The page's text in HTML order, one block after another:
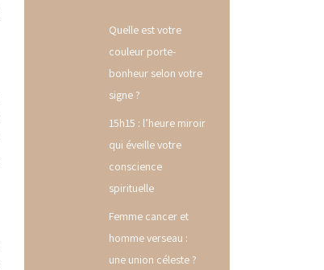
Quelle est votre
couleur porte-
bonheur selon votre
signe ?
15h15 : l’heure miroir
qui éveille votre
conscience
spirituelle
Femme cancer et
homme verseau :
une union céleste ?